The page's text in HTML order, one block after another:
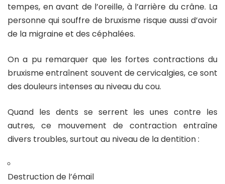
tempes, en avant de l’oreille, à l’arrière du crâne. La
personne qui souffre de bruxisme risque aussi d’avoir
de la migraine et des céphalées.
On a pu remarquer que les fortes contractions du
bruxisme entraînent souvent de cervicalgies, ce sont
des douleurs intenses au niveau du cou.
Quand les dents se serrent les unes contre les
autres, ce mouvement de contraction entraîne
divers troubles, surtout au niveau de la dentition :
Destruction de l’émail